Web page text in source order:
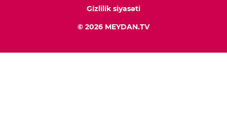
Gizlilik siyasəti
© 2026 MEYDAN.TV